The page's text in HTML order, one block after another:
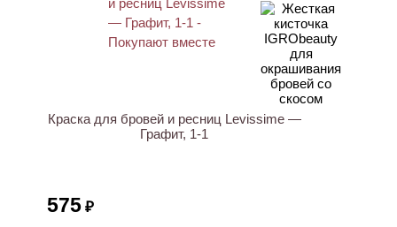
Краска для бровей и ресниц Levissime —
Графит, 1-1
575 ₽